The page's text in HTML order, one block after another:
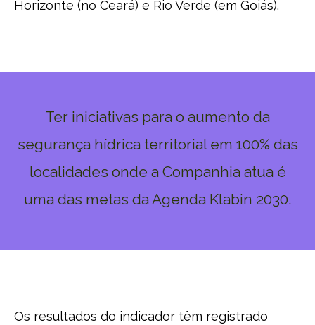
Horizonte (no Ceará) e Rio Verde (em Goiás).
Ter iniciativas para o aumento da
segurança hídrica territorial em 100% das
localidades onde a Companhia atua é
uma das metas da Agenda Klabin 2030.
Os resultados do indicador têm registrado